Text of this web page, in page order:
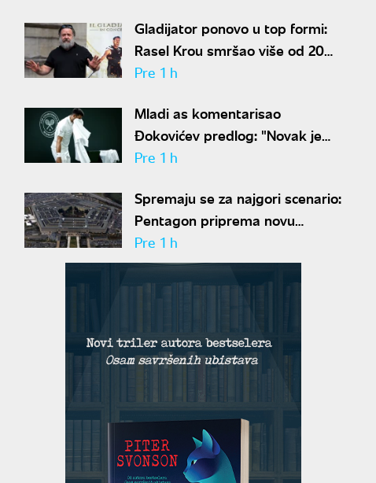
Gladijator ponovo u top formi:
Rasel Krou smršao više od 20
kilograma pa zapalio društvene
Pre 1 h
Mladi as komentarisao
Đokovićev predlog: "Novak je
sve stariji, zato nam predlaže
Pre 1 h
Spremaju se za najgori scenario:
Pentagon priprema novu
nuklearnu strategiju za
eventualni sukob sa Rusijom i
Kinom
Pre 1 h